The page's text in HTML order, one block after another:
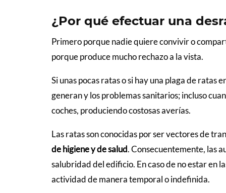
¿Por qué efectuar una
Primero porque nadie quiere convivir o
porque produce mucho rechazo a la vista.
Si unas pocas ratas o si hay una plaga de ratas
generan y los problemas sanitarios; incluso
coches, produciendo costosas averías.
Las ratas son conocidas por ser vectores de
de higiene y de salud. Consecuentemente, las
salubridad del edificio. En caso de no estar en
actividad de manera temporal o indefinida.